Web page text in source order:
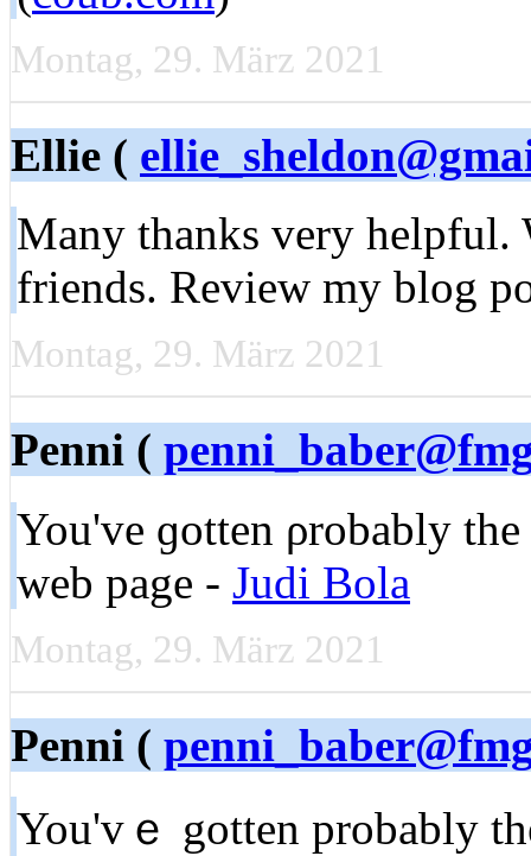
Montag, 29. März 2021
Ellie (
Many thanks vеry helpful.
friends. Review my blog
Montag, 29. März 2021
Penni (
You've ɡotten ρrоbаbly
web page - Judi Bola
Montag, 29. März 2021
Penni (
You'vｅ gotten probably